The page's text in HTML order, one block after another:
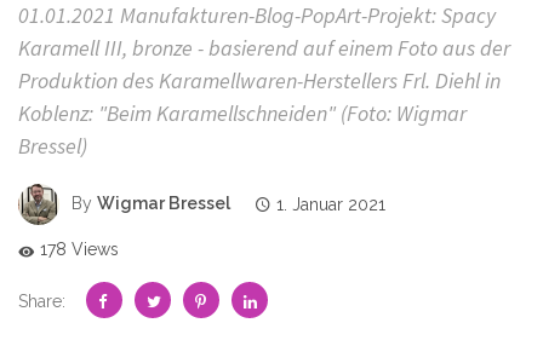
01.01.2021 Manufakturen-Blog-PopArt-Projekt: Spacy
Karamell III, bronze - basierend auf einem Foto aus der
Produktion des Karamellwaren-Herstellers Frl. Diehl in
Koblenz: "Beim Karamellschneiden" (Foto: Wigmar
Bressel)
By Wigmar Bressel 1. Januar 2021
178 Views
Share: